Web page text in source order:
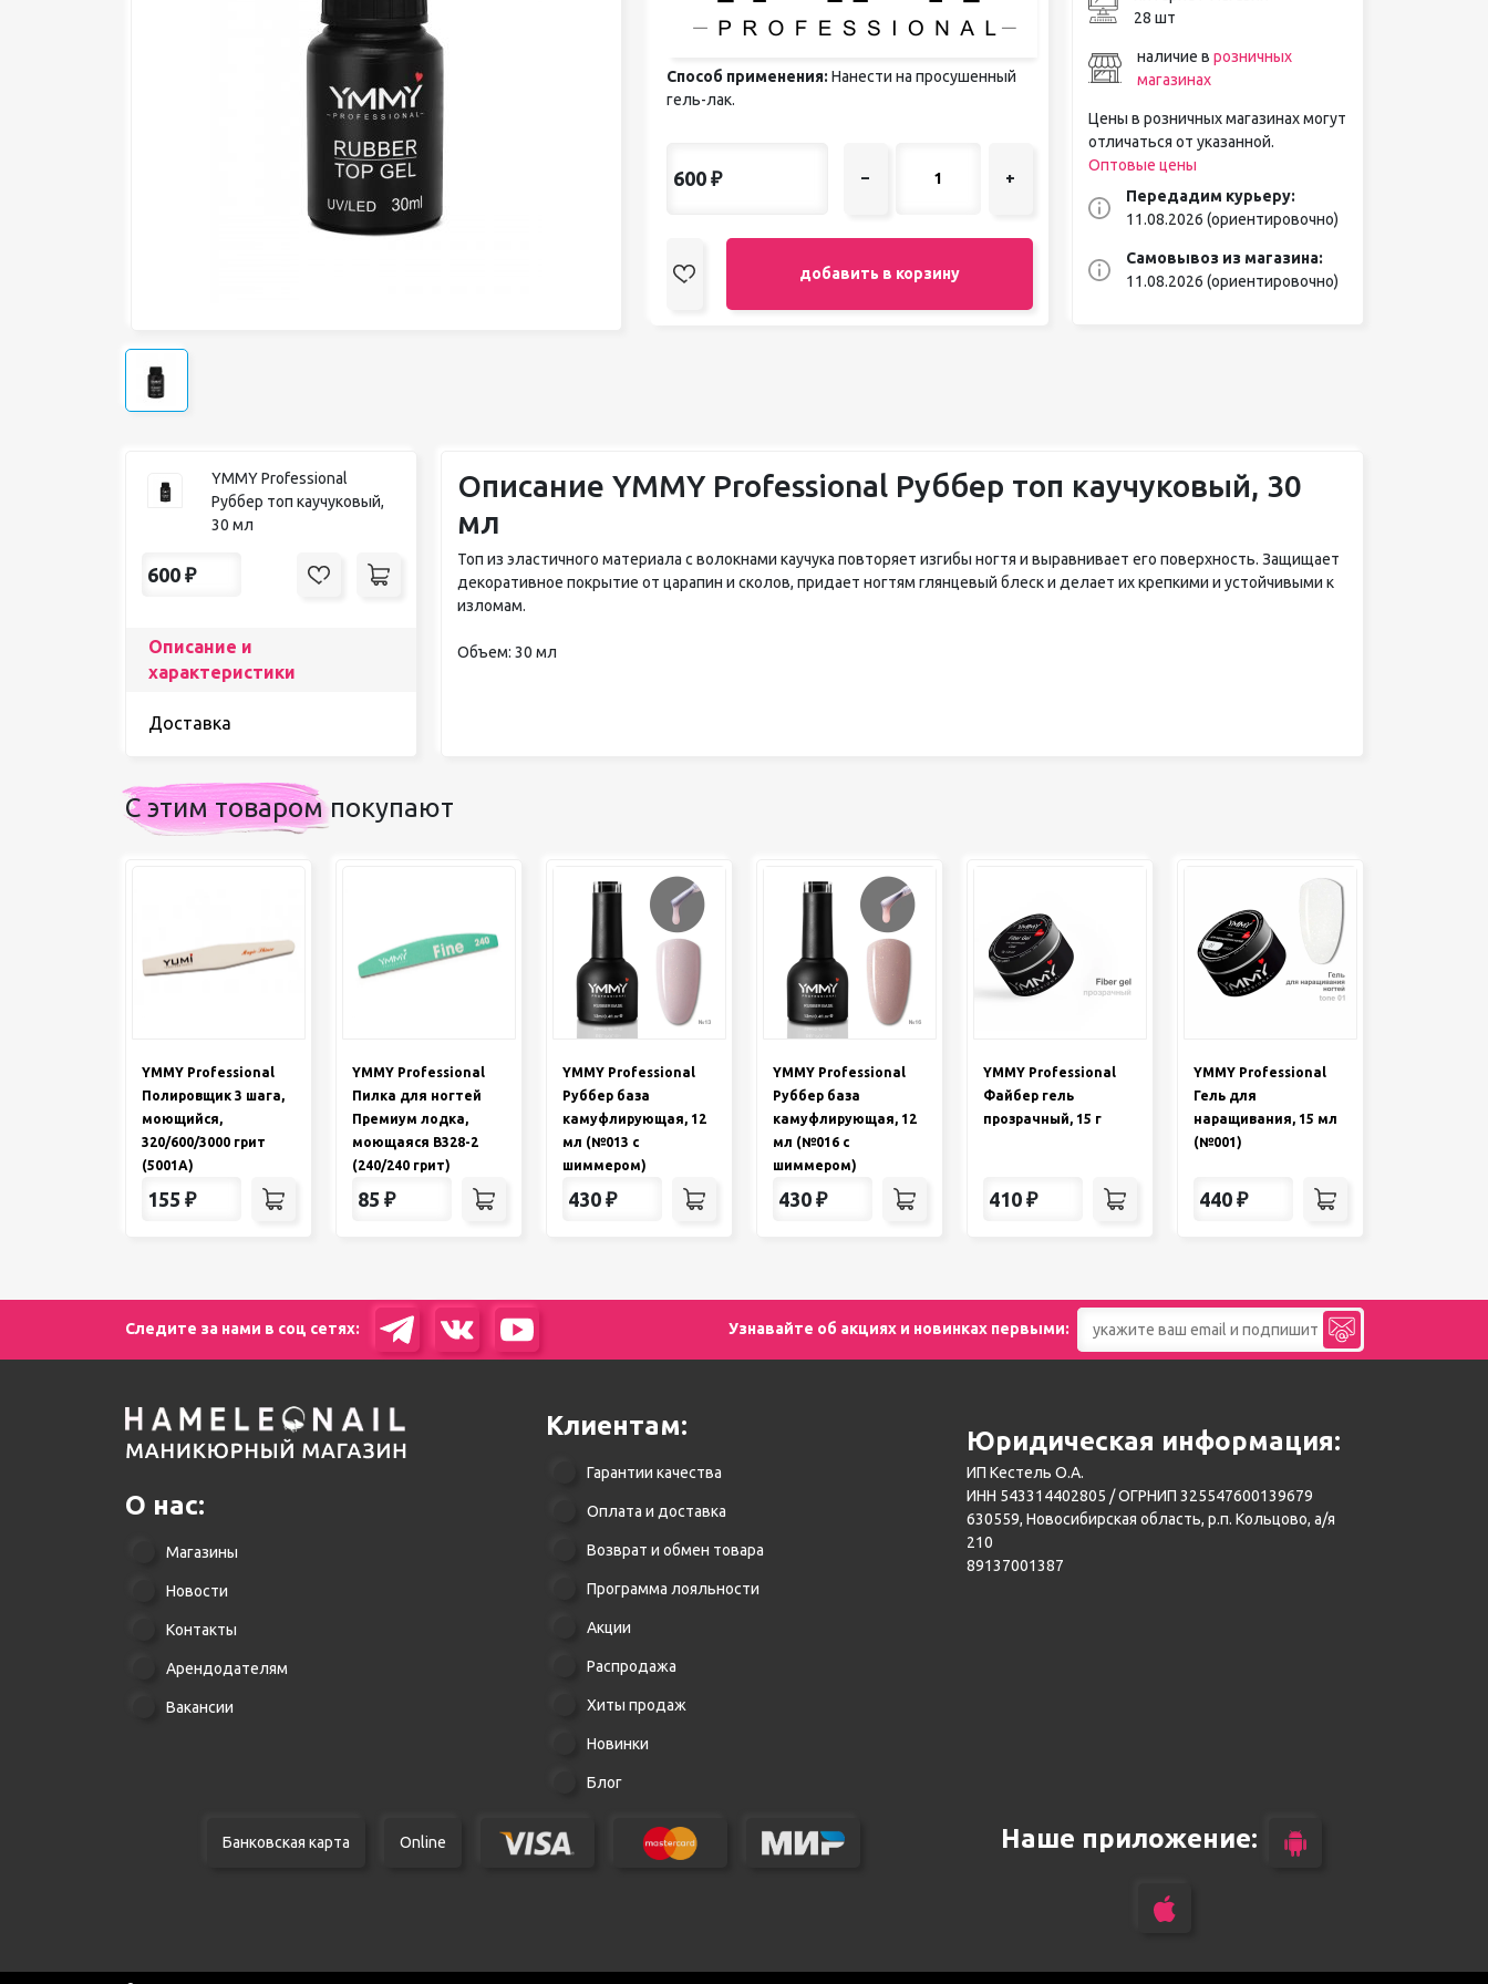
Лампы для сушки ногтей
Стерилизаторы
Способ применения: Нанести на просушенный
гель-лак.
600 ₽ – +
добавить в корзину
28 шт
наличие в розничных
магазинах
Цены в розничных магазинах могут
отличаться от указанной.
Оптовые цены
Передадим курьеру:
11.08.2026 (ориентировочно)
Самовывоз из магазина:
11.08.2026 (ориентировочно)
YMMY Professional
Руббер топ каучуковый,
30 мл
600 ₽
Описание и
характеристики
Доставка
Описание YMMY Professional Руббер топ каучуковый, 30
мл
Топ из эластичного материала с волокнами каучука повторяет изгибы ногтя и выравнивает его поверхность. Защищает
декоративное покрытие от царапин и сколов, придает ногтям глянцевый блеск и делает их крепкими и устойчивыми к
изломам.
Объем: 30 мл
С этим товаром покупают
YMMY Professional
Полировщик 3 шага,
моющийся,
320/600/3000 грит
(5001A)
155 ₽
YMMY Professional
Пилка для ногтей
Премиум лодка,
моющаяся B328-2
(240/240 грит)
85 ₽
YMMY Professional
Руббер база
камуфлирующая, 12
мл (№013 с
шиммером)
430 ₽
YMMY Professional
Руббер база
камуфлирующая, 12
мл (№016 с
шиммером)
430 ₽
YMMY Professional
Файбер гель
прозрачный, 15 г
410 ₽
YMMY Professional
Гель для
наращивания, 15 мл
(№001)
440 ₽
Следите за нами в соц сетях: Узнавайте об акциях и новинках первыми:
О нас:
Магазины
Новости
Контакты
Арендодателям
Вакансии
Клиентам:
Гарантии качества
Оплата и доставка
Возврат и обмен товара
Программа лояльности
Акции
Распродажа
Хиты продаж
Новинки
Блог
Юридическая информация:
ИП Кестель О.А.
ИНН 543314402805 / ОГРНИП 325547600139679
630559, Новосибирская область, р.п. Кольцово, а/я
210
89137001387
Банковская карта Online Наше приложение: